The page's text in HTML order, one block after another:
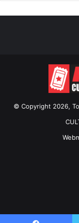
© Copyright 2026,